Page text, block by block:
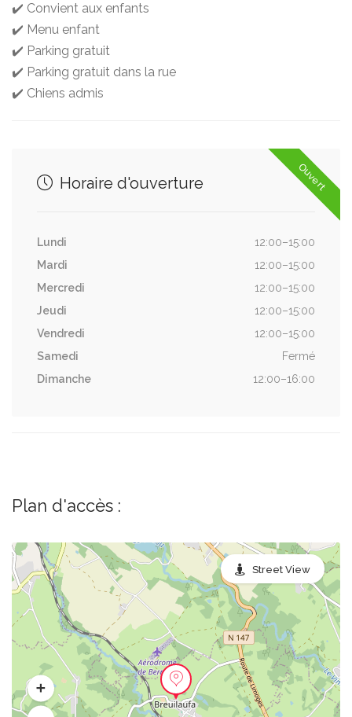
✔️ Convient aux enfants
✔️ Menu enfant
✔️ Parking gratuit
✔️ Parking gratuit dans la rue
✔️ Chiens admis
Ouvert
Horaire d'ouverture
Lundi
12:00–15:00
Mardi
12:00–15:00
Mercredi
12:00–15:00
Jeudi
12:00–15:00
Vendredi
12:00–15:00
Samedi
Fermé
Dimanche
12:00–16:00
Plan d'accès :
Street View